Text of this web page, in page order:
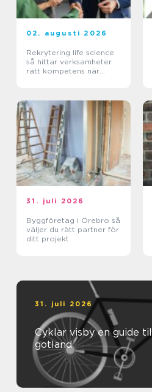
02. augusti 2026
Rekrytering life science
så hittar verksamheter
rätt kompetens när
31. juli 2026
Byggföretag i Örebro så
väljer du rätt partner för
ditt projekt
31. juli 2026
Cyklar visby en guide till två hjul på
gotland